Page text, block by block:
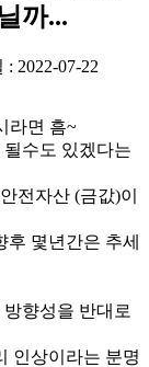
까...
: 2022-07-22
라면 흠~
수도 있겠다는
전자산 (금값)이
몇년간은 추세
향성을 반대로
인상이라는 분명